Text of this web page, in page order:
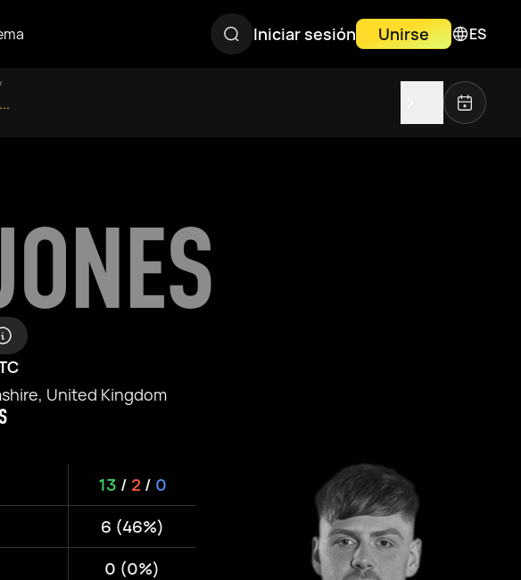
Iniciar sesión Unirse ES
United Kingdom
13 / 2 / 0
6 (46%)
0 (0%)